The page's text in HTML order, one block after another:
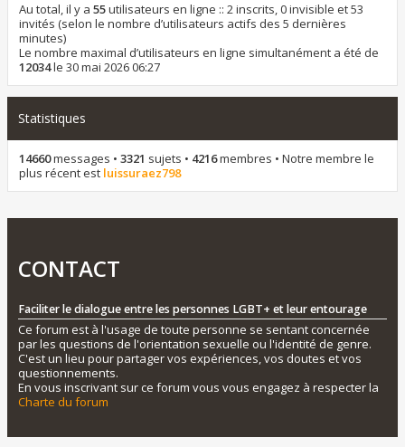
Au total, il y a 55utilisateurs en ligne :: 2 inscrits, 0 invisible et 53
invités (selon le nombre d’utilisateurs actifs des 5 dernières
minutes)
Le nombre maximal d’utilisateurs en ligne simultanément a été de
12034le 30 mai 2026 06:27
Statistiques
14660messages • 3321 sujets • 4216membres • Notre membre le
plus récent est luissuraez798
CONTACT
Faciliter le dialogue entre les personnes LGBT+ et leur entourage
Ce forum est à l'usage de toute personne se sentant concernée
par les questions de l'orientation sexuelle ou l'identité de genre.
C'est un lieu pour partager vos expériences, vos doutes et vos
questionnements.
En vous inscrivant sur ce forum vous vous engagez à respecter la
Charte du forum